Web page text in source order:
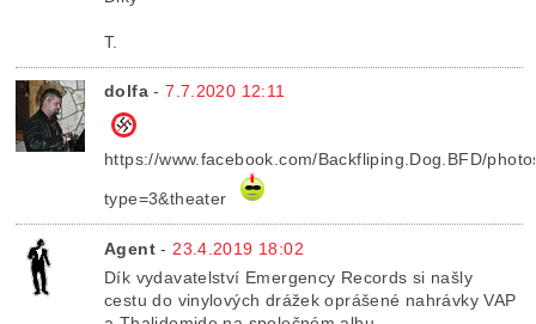
T.
dolfa -7.7.2020 12:11
https://www.facebook.com/Backfliping.Dog.BFD/
type=3&theater
Agent - 23.4.2019 18:02
Dík vydavatelství Emergency Records si našly
cestu do vinylových drážek oprášené nahrávky VAP